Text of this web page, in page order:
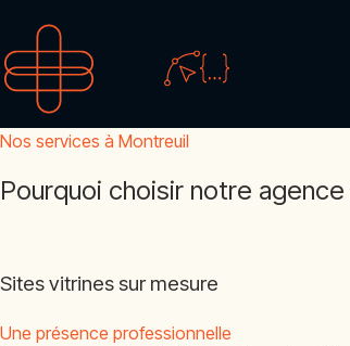
Nos services à Montreuil
Pourquoi choisir notre
Sites vitrines sur mesure
Une présence professionnelle